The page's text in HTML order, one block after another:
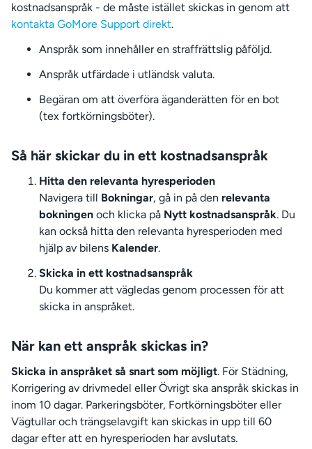
kostnadsanspråk - de måste istället skickas in genom att
kontakta GoMore Support direkt.
Anspråk som innehåller en straffrättslig påföljd.
Anspråk utfärdade i utländsk valuta.
Begäran om att överföra äganderätten för en bot
(tex fortkörningsböter).
Så här skickar du in ett kostnadsanspråk
Hitta den relevanta hyresperioden
Navigera till Bokningar, gå in på den relevanta
bokningen och klicka på Nytt kostnadsanspråk. Du
kan också hitta den relevanta hyresperioden med
hjälp av bilens Kalender.
Skicka in ett kostnadsanspråk
Du kommer att vägledas genom processen för att
skicka in anspråket.
När kan ett anspråk skickas in?
Skicka in anspråket så snart som möjligt. För Städning,
Korrigering av drivmedel eller Övrigt ska anspråk skickas in
inom 10 dagar. Parkeringsböter, Fortkörningsböter eller
Vägtullar och trängselavgift kan skickas in upp till 60
dagar efter att en hyresperioden har avslutats.